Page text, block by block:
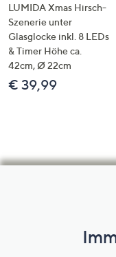
LUMIDA Xmas Hirsch-
Szenerie unter
Glasglocke inkl. 8 LEDs
& Timer Höhe ca.
42cm, Ø 22cm
€ 39,99